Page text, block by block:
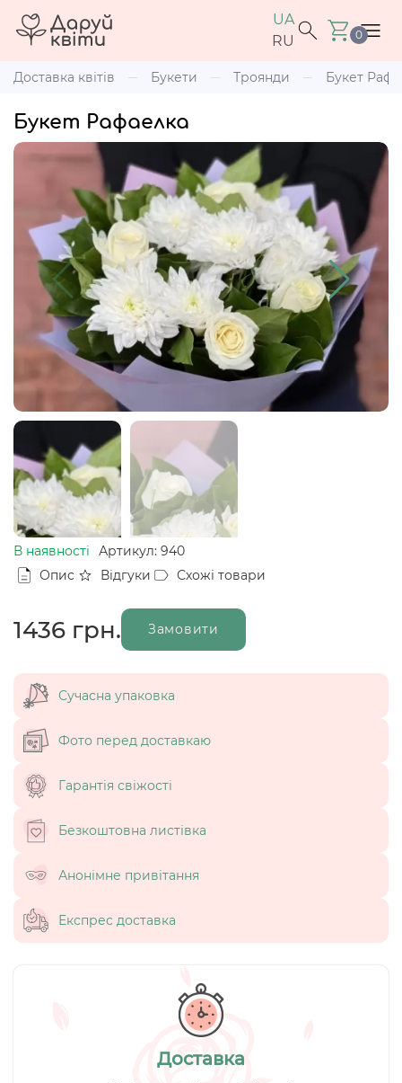
UA
RU
0
Доставка квітів Букети Троянди Букет
Букет Рафаелка
В наявності
Артикул: 940
Опис
Відгуки Схожі товари
1436 грн. Замовити
Сучасна упаковка
Фото перед доставкаю
Гарантія свіжості
Безкоштовна листівка
Анонімне привітання
Експрес доставка
Доставка